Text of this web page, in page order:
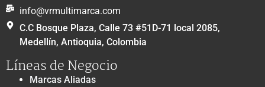
info@vrmultimarca.com
C.C Bosque Plaza, Calle 73 #51D-71 local 2085,
Medellín, Antioquia, Colombia
Líneas de Negocio
Marcas Aliadas